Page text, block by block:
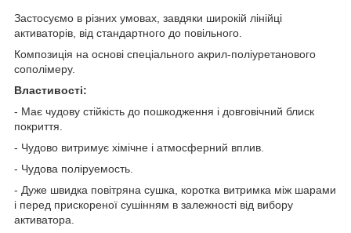
Застосуємо в різних умовах, завдяки широкій лінійці
активаторів, від стандартного до повільного.
Композиція на основі спеціального акрил-поліуретанового
сополімеру.
Властивості:
- Має чудову стійкість до пошкодження і довговічний блиск
покриття.
- Чудово витримує хімічне і атмосферний вплив.
- Чудова поліруемость.
- Дуже швидка повітряна сушка, коротка витримка між шарами
і перед прискореної сушінням в залежності від вибору
активатора.